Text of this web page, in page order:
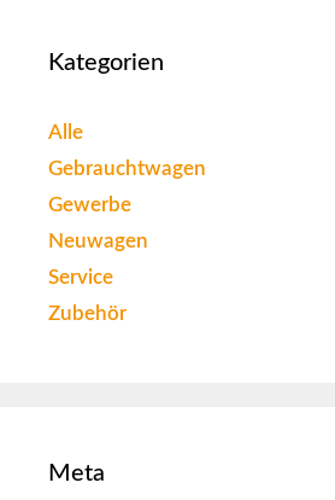
Kategorien
Alle
Gebrauchtwagen
Gewerbe
Neuwagen
Service
Zubehör
Meta